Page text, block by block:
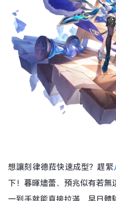
想讓刻律德菈快速成型？趕緊
下！暮暉燼蕾、預兆似有若
一到手就能直接拉滿，早日體